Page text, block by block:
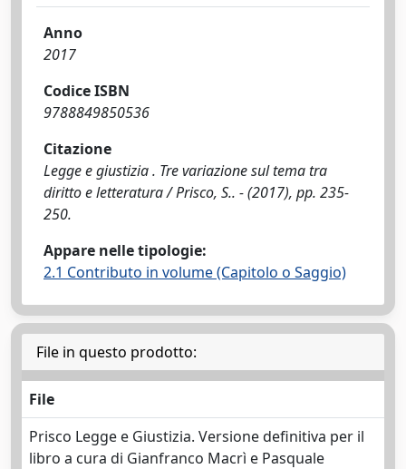
Anno
2017
Codice ISBN
9788849850536
Citazione
Legge e giustizia . Tre variazione sul tema tra
diritto e letteratura / Prisco, S.. - (2017), pp. 235-
250.
Appare nelle tipologie:
2.1 Contributo in volume (Capitolo o Saggio)
File in questo prodotto:
File
Prisco Legge e Giustizia. Versione definitiva per il
libro a cura di Gianfranco Macrì e Pasquale